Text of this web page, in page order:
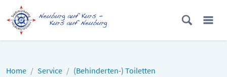
Home Service
(Behinderten-) Toiletten